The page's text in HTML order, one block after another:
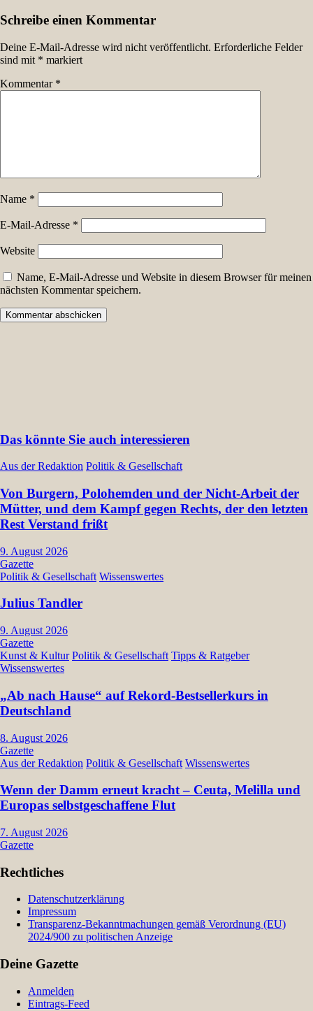
Schreibe einen Kommentar
Deine E-Mail-Adresse wird nicht veröffentlicht. Erforderliche Felder
sind mit * markiert
Kommentar *
Name *
E-Mail-Adresse *
Website
Name, E-Mail-Adresse und Website in diesem Browser für meinen
nächsten Kommentar speichern.
Das könnte Sie auch interessieren
Aus der Redaktion Politik & Gesellschaft
Von Burgern, Polohemden und der Nicht-Arbeit der
Mütter, und dem Kampf gegen Rechts, der den letzten
Rest Verstand frißt
9. August 2026
Gazette
Politik & Gesellschaft Wissenswertes
Julius Tandler
9. August 2026
Gazette
Kunst & Kultur Politik & Gesellschaft Tipps & Ratgeber
Wissenswertes
„Ab nach Hause“ auf Rekord-Bestsellerkurs in
Deutschland
8. August 2026
Gazette
Aus der Redaktion Politik & Gesellschaft Wissenswertes
Wenn der Damm erneut kracht – Ceuta, Melilla und
Europas selbstgeschaffene Flut
7. August 2026
Gazette
Rechtliches
Datenschutzerklärung
Impressum
Transparenz-Bekanntmachungen gemäß Verordnung (EU)
2024/900 zu politischen Anzeige
Deine Gazette
Anmelden
Eintrags-Feed